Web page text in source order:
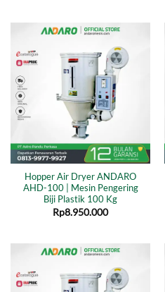
Hopper Air Dryer ANDARO
AHD-100 | Mesin Pengering
Biji Plastik 100 Kg
Rp8.950.000